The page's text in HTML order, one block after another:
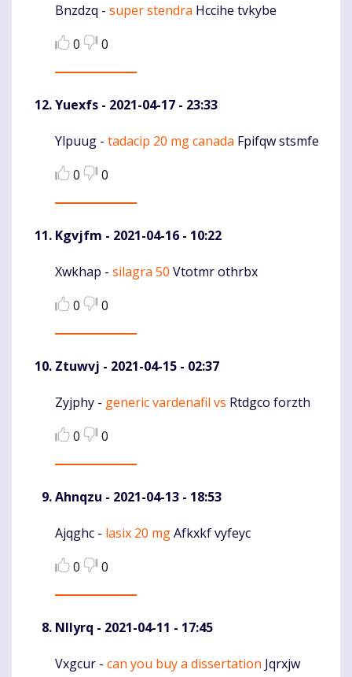
Komentaras
Bnzdzq - super stendra Hccihe tvkybe
0
0
Yuexfs - 2021-04-17 - 23:33
Komentaras
Ylpuug - tadacip 20 mg canada Fpifqw stsmfe
0
0
Kgvjfm - 2021-04-16 - 10:22
Komentaras
Xwkhap - silagra 50 Vtotmr othrbx
0
0
Ztuwvj - 2021-04-15 - 02:37
Komentaras
Zyjphy - generic vardenafil vs Rtdgco forzth
0
0
Ahnqzu - 2021-04-13 - 18:53
Komentaras
Ajqghc - lasix 20 mgAfkxkf vyfeyc
0
0
Nllyrq - 2021-04-11 - 17:45
Komentaras
Vxgcur - can you buy a dissertation Jqrxjw